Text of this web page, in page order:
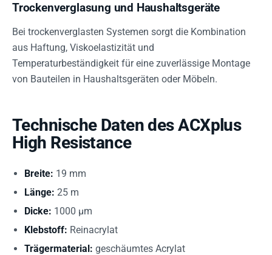
Trockenverglasung und Haushaltsgeräte
Bei trockenverglasten Systemen sorgt die Kombination
aus Haftung, Viskoelastizität und
Temperaturbeständigkeit für eine zuverlässige Montage
von Bauteilen in Haushaltsgeräten oder Möbeln.
Technische Daten des ACXplus
High Resistance
Breite: 19 mm
Länge: 25 m
Dicke: 1000 µm
Klebstoff: Reinacrylat
Trägermaterial: geschäumtes Acrylat